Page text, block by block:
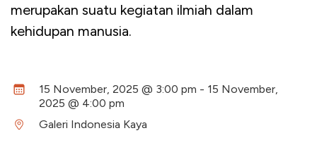
merupakan suatu kegiatan ilmiah dalam
kehidupan manusia.
15 November, 2025 @ 3:00 pm - 15 November,
2025 @ 4:00 pm
Galeri Indonesia Kaya